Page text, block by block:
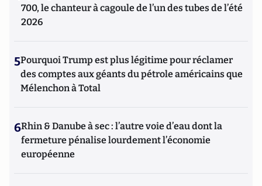
700, le chanteur à cagoule de l’un des tubes de l’été
2026
5Pourquoi Trump est plus légitime pour réclamer
des comptes aux géants du pétrole américains que
Mélenchon à Total
6Rhin & Danube à sec : l’autre voie d’eau dont la
fermeture pénalise lourdement l’économie
européenne